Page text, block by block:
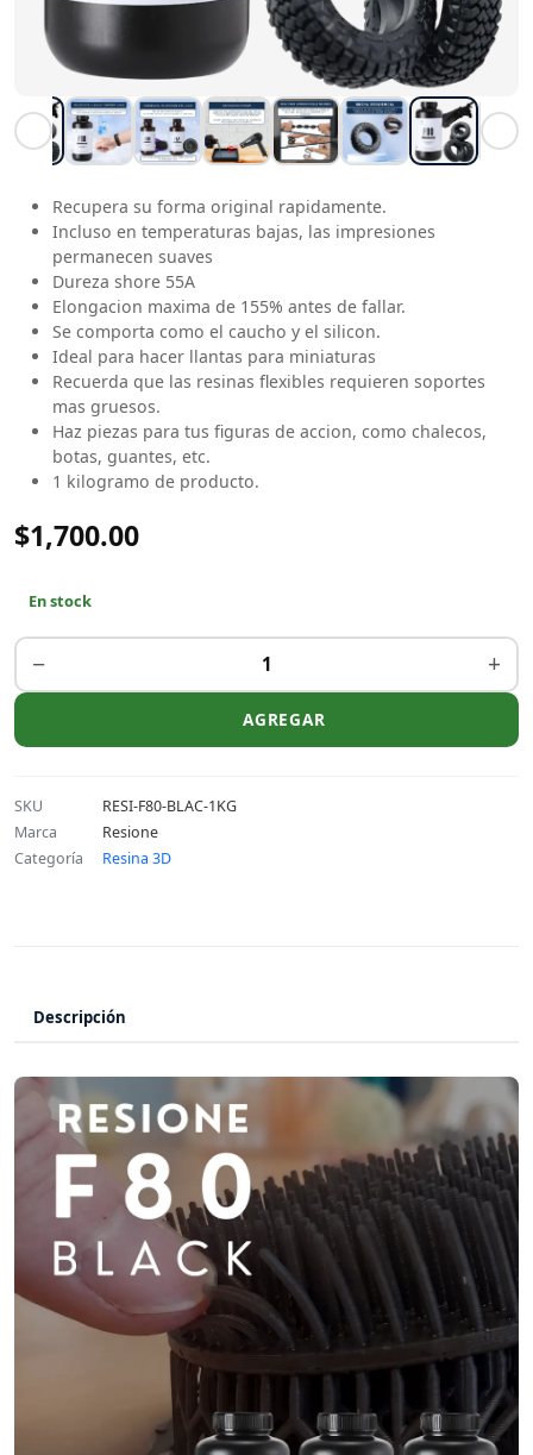
Recupera su forma original rapidamente.
Incluso en temperaturas bajas, las impresiones
permanecen suaves
Dureza shore 55A
Elongacion maxima de 155% antes de fallar.
Se comporta como el caucho y el silicon.
Ideal para hacer llantas para miniaturas
Recuerda que las resinas flexibles requieren soportes
mas gruesos.
Haz piezas para tus figuras de accion, como chalecos,
botas, guantes, etc.
1 kilogramo de producto.
$1,700.00
En stock
− +
AGREGAR
SKU
RESI-F80-BLAC-1KG
Marca
Resione
Categoría
Resina 3D
Descripción